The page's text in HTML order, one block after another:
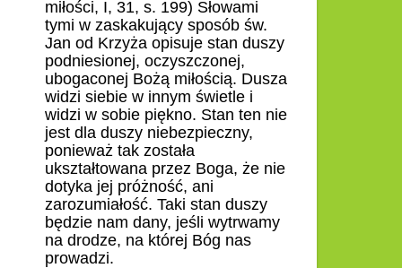
miłości, I, 31, s. 199) Słowami
tymi w zaskakujący sposób św.
Jan od Krzyża opisuje stan duszy
podniesionej, oczyszczonej,
ubogaconej Bożą miłością. Dusza
widzi siebie w innym świetle i
widzi w sobie piękno. Stan ten nie
jest dla duszy niebezpieczny,
ponieważ tak została
ukształtowana przez Boga, że nie
dotyka jej próżność, ani
zarozumiałość. Taki stan duszy
będzie nam dany, jeśli wytrwamy
na drodze, na której Bóg nas
prowadzi.